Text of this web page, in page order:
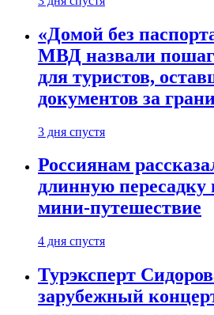
«Домой без
МВД назвали
для туристов,
документов за
3 дня спустя
Россиянам
длинную пересадку
мини-путешествие
4 дня спустя
Турэксперт
зарубежный